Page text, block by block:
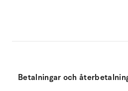
Betalningar och